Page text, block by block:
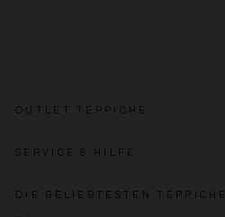
OUTLET TEPPICHE
SERVICE & HILFE
DIE BELIEBTESTEN TEPPICHE